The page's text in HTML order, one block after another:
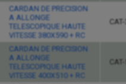
CARDAN DE PRECISION
A ALLONGE
TELESCOPIQUE HAUTE
VITESSE 380X590 + RC
CARDAN DE PRECISION
A ALLONGE
TELESCOPIQUE HAUTE
VITESSE 400X510 + RC